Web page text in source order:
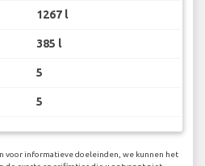
1267 l
385 l
5
5
voor informatieve doeleinden, we kunnen het